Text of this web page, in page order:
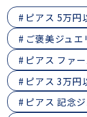
ピアス 5万円
ご褒美ジュエ
ピアス ファ
ピアス 3万円
ピアス 記念